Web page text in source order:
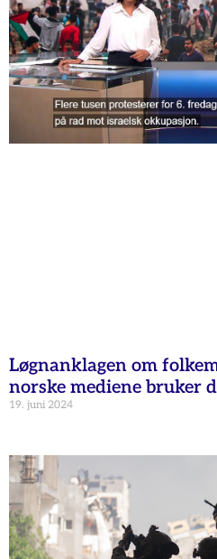
Løgnanklagen om
norske mediene bruker
19. juni 2024